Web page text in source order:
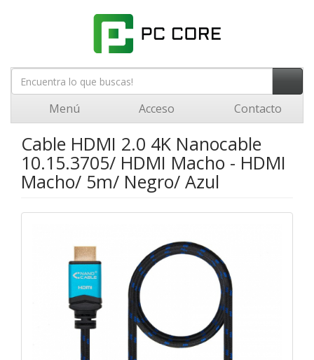
Menú Acceso Contacto
Cable HDMI 2.0 4K Nanocable
10.15.3705/ HDMI Macho - HDMI
Macho/ 5m/ Negro/ Azul